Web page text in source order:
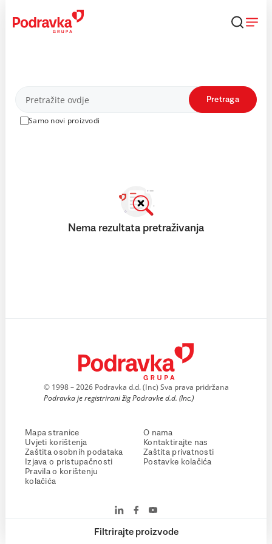
content
Proizvodi
Samo novi proizvodi
Pretraga
Filtrirajte proizvode
Nema rezultata pretraživanja
© 1998 – 2026 Podravka d.d. (Inc) Sva prava pridržana
Podravka je registrirani žig Podravke d.d. (Inc.)
Mapa stranice
Uvjeti korištenja
Zaštita osobnih podataka
Izjava o pristupačnosti
Pravila o korištenju
kolačića
O nama
Kontaktirajte nas
Zaštita privatnosti
Postavke kolačića